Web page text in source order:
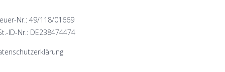
Nr.: 49/118/01669
ID-Nr.: DE238474474